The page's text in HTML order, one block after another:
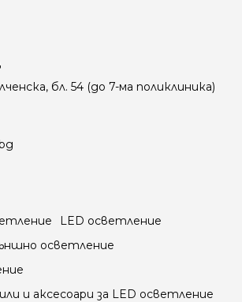
бл. 54 (до 7-ма поликлиника)
LED осветление
осветление
и аксесоари за LED осветление